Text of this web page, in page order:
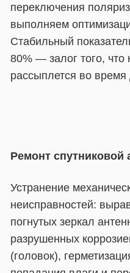
переключения
выполняем
Стабильный
80% — залог того, что
рассыплется во
Ремонт
Устранение
неисправностей:
погнутых зеркал
разрушенных
(головок),